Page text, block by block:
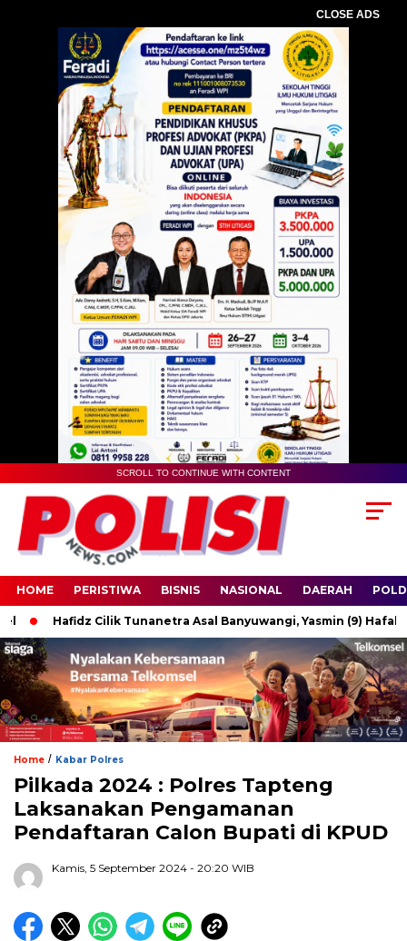
CLOSE ADS
SCROLL TO CONTINUE WITH CONTENT
HOME PERISTIWA BISNIS NASIONAL DAERAH
Hafidz Cilik Tunanetra Asal Banyuwangi, Yasmin (9) Hafal 6
Home / Kabar Polres
Pilkada 2024 : Polres Tapteng
Laksanakan Pengamanan
Pendaftaran Calon Bupati di KPUD
Kamis, 5 September 2024 - 20:20 WIB